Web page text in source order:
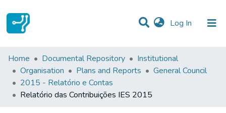
Log In (current)
Statistics
Communities & Collections
All of DSpace
Home Documental Repository
Institutional
Organisation
Plans and Reports
General Council
2015 - Relatório e Contas
Relatório das Contribuições IES 2015